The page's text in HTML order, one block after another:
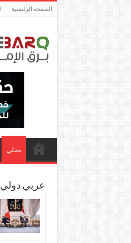
الصفحة الرئيسية
محلي
عربي دولي